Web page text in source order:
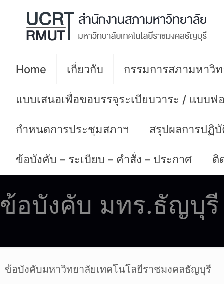
Home เกี่ยวกับ กรรมการสภามหาวิ
แบบเสนอเพื่อขอบรรจุระเบียบวาระ / แบบ
กำหนดการประชุมสภาฯ สรุปผลการปฏิ
ข้อบังคับ – ระเบียบ – คำสั่ง – ประกาศ ติ
ข้อบังคับ มทร.ธัญบุรี
ข้อบังคับมหาวิทยาลัยเทคโนโลยีราชมงคลธัญบุรี